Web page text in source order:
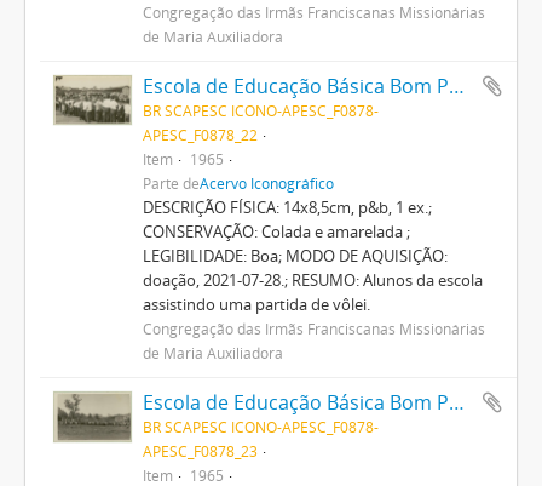
Congregação das Irmãs Franciscanas Missionárias
de Maria Auxiliadora
Escola de Educação Básica Bom Pastor
BR SCAPESC ICONO-APESC_F0878-
APESC_F0878_22
Item
1965
Parte deAcervo Iconográfico
DESCRIÇÃO FÍSICA: 14x8,5cm, p&b, 1 ex.;
CONSERVAÇÃO: Colada e amarelada ;
LEGIBILIDADE: Boa; MODO DE AQUISIÇÃO:
doação, 2021-07-28.; RESUMO: Alunos da escola
assistindo uma partida de vôlei.
Congregação das Irmãs Franciscanas Missionárias
de Maria Auxiliadora
Escola de Educação Básica Bom Pastor
BR SCAPESC ICONO-APESC_F0878-
APESC_F0878_23
Item
1965